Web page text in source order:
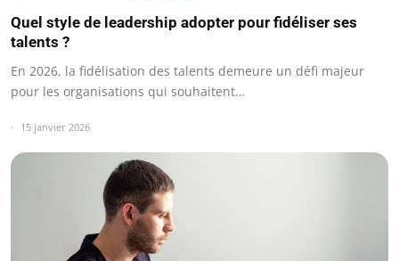
Quel style de leadership adopter pour fidéliser ses
talents ?
En 2026, la fidélisation des talents demeure un défi majeur
pour les organisations qui souhaitent…
15 janvier 2026